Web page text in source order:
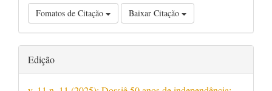
Fomatos de Citação Baixar Citação
Edição